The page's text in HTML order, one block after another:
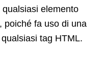
elemento
poiché fa uso di una
tag HTML.